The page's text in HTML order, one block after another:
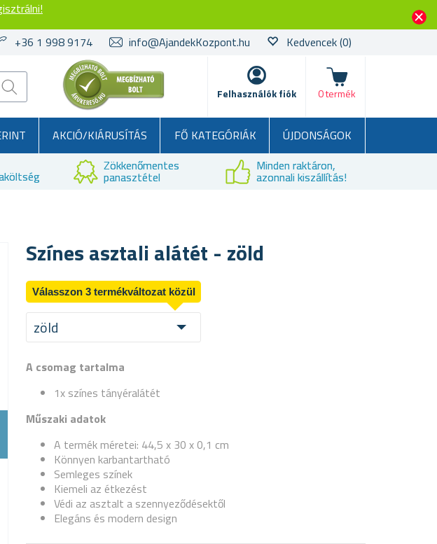
+36 1 998 9174
info@AjandekKozpont.hu Kedvencek(0)
Felhasználók fiók
kosár
0 termék
AKCIÓ/KIÁRUSÍTÁS FŐ KATEGÓRIÁK
ÚJDONSÁGOK
Zökkenőmentes
panasztétel
Minden raktáron,
azonnali kiszállítás!
Színes asztali alátét - zöld
Válasszon 3 termékváltozat közül
zöld
A csomag tartalma
1x színes tányéralátét
Műszaki adatok
A termék méretei: 44,5 x 30 x 0,1 cm
Könnyen karbantartható
Semleges színek
Kiemeli az étkezést
Védi az asztalt a szennyeződésektől
Elegáns és modern design